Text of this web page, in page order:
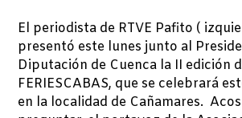
El periodista de RTVE Pafito (
presentó este lunes junto al
Diputación de Cuenca la II edición
FERIESCABAS, que se celebrará
en la localidad de Cañamares.